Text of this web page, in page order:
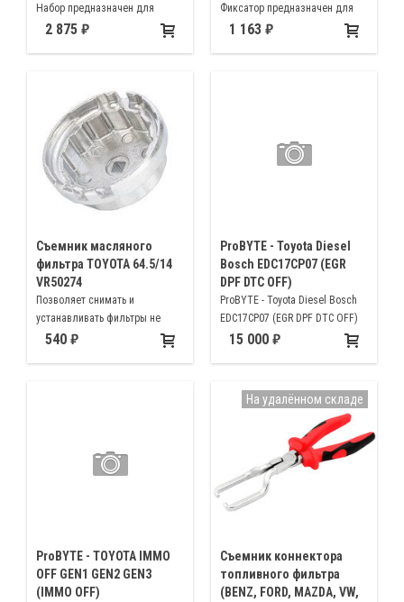
Набор предназначен для
вдавливания поршней
Volkswagen, Opel, Audi, Ford,
Honda, Subaru, Mazda, Nissan,
Mitsubishi, Toyota, Land Rover,
Subaru и др
2 875
Фиксатор предназначен для
бензиновых двигателей
1 163
Съемник масляного
фильтра TOYOTA 64.5/14
VR50274
Позволяет снимать и
устанавливать фильтры не
повреждая их
540
ProBYTE - Toyota Diesel
Bosch EDC17CP07 (EGR
DPF DTC OFF)
ProBYTE - Toyota Diesel Bosch
EDC17CP07 (EGR DPF DTC OFF)
15 000
ProBYTE - TOYOTA IMMO
OFF GEN1 GEN2 GEN3
(IMMO OFF)
Съемник коннектора
топливного фильтра
(BENZ, FORD, MAZDA, VW,
На удалённом складе